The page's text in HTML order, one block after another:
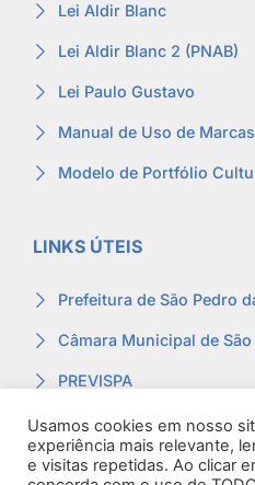
Lei Aldir Blanc
Lei Aldir Blanc 2 (PNAB)
Lei Paulo Gustavo
Manual de Uso de Marcas
Modelo de Portfólio
LINKS ÚTEIS
Prefeitura de São Pedro
Câmara Municipal de
PREVISPA
Ouvidoria
Contracheque
Usamos cookies em nosso
experiência mais relevante,
e visitas repetidas. Ao clicar